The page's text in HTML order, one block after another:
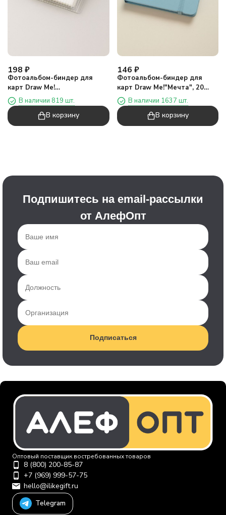
198 ₽
Фотоальбом-биндер для
карт Draw Me!
"Минимализм",20
страниц(13*12,5см)
В наличии 819 шт.
В корзину
146 ₽
Фотоальбом-биндер для
карт Draw Me!"Мечта", 20
страниц(13*12,5см)
В наличии 1637 шт.
В корзину
Подпишитесь на email-рассылки
от АлефОпт
Подписаться
Оптовый поставщик востребованных товаров
8 (800) 200-85-87
+7 (969) 999-57-75
hello@ilikegift.ru
Telegram